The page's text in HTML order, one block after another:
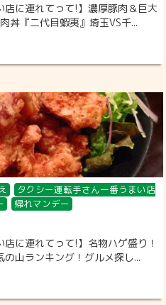
店に連れてって!】濃厚豚肉＆巨大
丼『二代目蝦夷』埼玉VS千...
タクシー運転手さん一番うまい店
帰れマンデー
店に連れてって!】名物ハゲ盛り！
山ランキング！グルメ探し...